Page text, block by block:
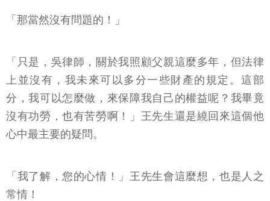
「那當然沒有問題的！」
「只是，吳律師，關於我照顧父親這麼多年，但法律
上並沒有，我未來可以多分一些財產的規定。這部
分，我可以怎麼做，來保障我自己的權益呢？我畢竟
沒有功勞，也有苦勞啊！」王先生還是繞回來這個他
心中最主要的疑問。
「我了解，您的心情！」王先生會這麼想，也是人之
常情！